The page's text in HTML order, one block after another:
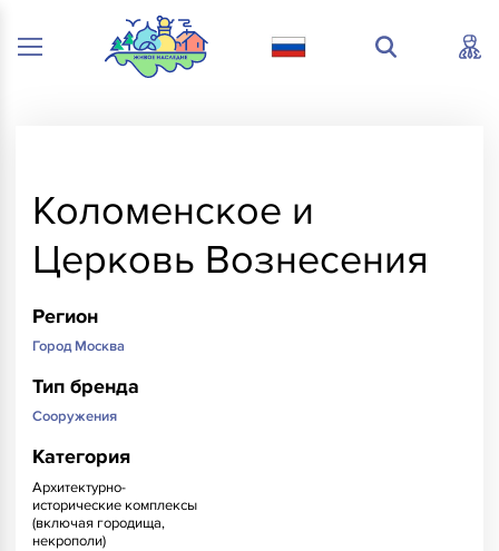
Коломенское и
Церковь Вознесения
Регион
Город Москва
Тип бренда
Сооружения
Категория
Архитектурно-
исторические комплексы
(включая городища,
некрополи)